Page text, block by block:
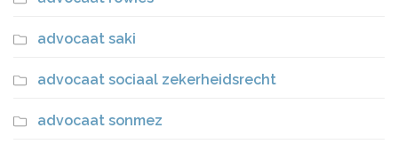
advocaat saki
advocaat sociaal zekerheidsrecht
advocaat sonmez